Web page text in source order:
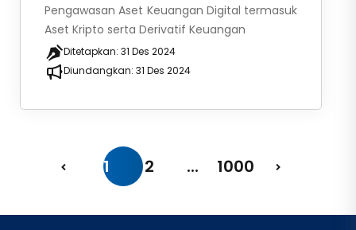
Pengawasan Aset Keuangan Digital termasuk
Aset Kripto serta Derivatif Keuangan
Ditetapkan: 31 Des 2024
Diundangkan: 31 Des 2024
1 2 ... 1000